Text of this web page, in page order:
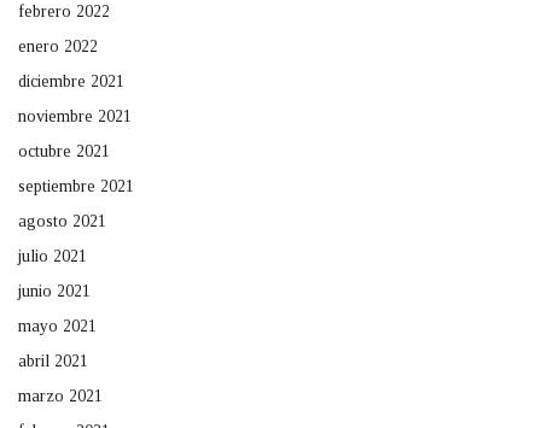
febrero 2022
enero 2022
diciembre 2021
noviembre 2021
octubre 2021
septiembre 2021
agosto 2021
julio 2021
junio 2021
mayo 2021
abril 2021
marzo 2021